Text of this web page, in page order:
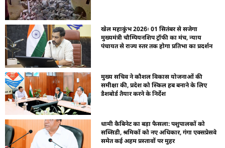
खेल महाकुंभ 2026ः 01 सितंबर से सजेगा
मुख्यमंत्री चौम्पियनशिप ट्रॉफी का मंच, न्याय
पंचायत से राज्य स्तर तक होगा प्रतिभा का प्रदर्शन
मुख्य सचिव ने कौशल विकास योजनाओं की
समीक्षा की, प्रदेश को स्किल हब बनाने के लिए
डैशबोर्ड तैयार करने के निर्देश
धामी कैबिनेट का बड़ा फैसला: पशुपालकों को
सब्सिडी, श्रमिकों को नए अधिकार, गंगा एक्सप्रेसवे
समेत कई अहम प्रस्तावों पर मुहर